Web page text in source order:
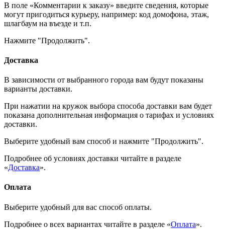
В поле «Комментарии к заказу» введите сведения, которые
могут пригодиться курьеру, например: код домофона, этаж,
шлагбаум на въезде и т.п.
Нажмите "Продолжить".
Доставка
В зависимости от выбранного города вам будут показаны
варианты доставки.
При нажатии на кружок выбора способа доставки вам будет
показана дополнительная информация о тарифах и условиях
доставки.
Выберите удобный вам способ и нажмите "Продолжить".
Подробнее об условиях доставки читайте в разделе
«Доставка».
Оплата
Выберите удобный для вас способ оплаты.
Подробнее о всех вариантах читайте в разделе «Оплата».